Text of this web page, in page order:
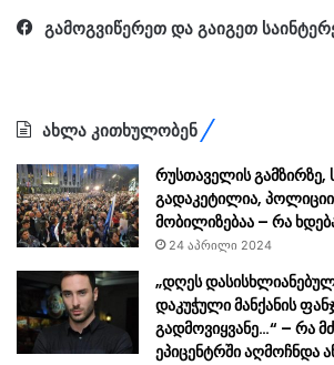
გამოგვიწერეთ და გაიგეთ
ახლა კითხულობენ
რუსთაველის გამზირზე,
გადაკეტილია,
მობილიზებაა – რა
24 აპრილი 2024
„დღეს
დაკუჭული მანქანის
გადმოვიყვანე…“ – რა
ეპიცენტრში აღმოჩნდა